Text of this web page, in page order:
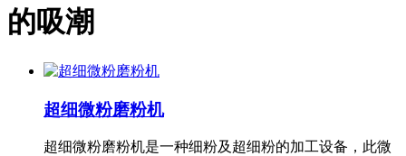
的吸潮
超细微粉磨粉机
超细微粉磨粉机是一种细粉及超细粉的加工设备，此微